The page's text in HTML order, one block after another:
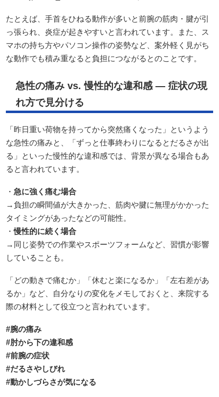
たとえば、手首をひねる動作が多いと前腕の筋肉・腱が引
っ張られ、炎症が起きやすいと言われています。また、ス
マホの持ち方やパソコン操作の姿勢など、案外軽く見がち
な動作でも積み重なると負担につながるとのことです。
急性の痛み vs. 慢性的な違和感 — 症状の現
れ方で見分ける
「昨日重い荷物を持ってから突然痛くなった」というよう
な急性の痛みと、「ずっと仕事終わりになるとだるさが出
る」といった慢性的な違和感では、背景が異なる場合もあ
ると言われています。
・ 急に強く痛む場合
→負担の瞬間値が大きかった、筋肉や腱に無理がかかった
タイミングがあったなどの可能性。
・慢性的に続く場合
→同じ姿勢での作業やスポーツフォームなど、習慣が影響
していることも。
「どの動きで痛むか」「休むと楽になるか」「左右差があ
るか」など、自分なりの変化をメモしておくと、来院する
際の材料として役立つと言われています。
#腕の痛み
#肘から下の違和感
#前腕の症状
#だるさやしびれ
#動かしづらさが気になる